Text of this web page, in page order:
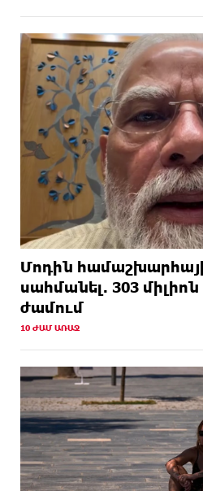
Մոդին
սահմանել. 303 միլիոն
ժամում
10 ԺԱՄ ԱՌԱՋ